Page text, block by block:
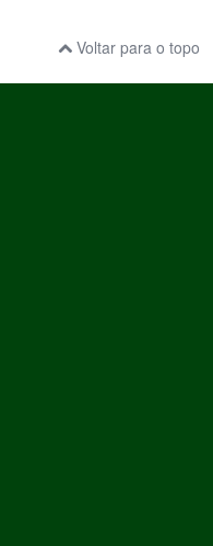
Voltar para o topo